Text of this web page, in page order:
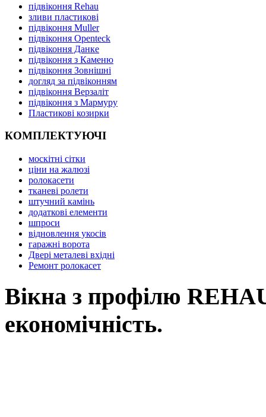
підвіконня Rehau
зливи пластикові
підвіконня Muller
підвіконня Openteck
підвіконня Данке
підвіконня з Каменю
підвіконня Зовнішні
догляд за підвіконням
підвіконня Верзаліт
підвіконня з Мармуру
Пластикові козирки
КОМПЛЕКТУЮЧІ
москітні сітки
ціни на жалюзі
ролокасети
тканеві ролети
штучний камінь
додаткові елементи
шпроси
відновлення укосів
гаражні ворота
Двері металеві вхідні
Ремонт ролокасет
Вікна з профілю
економічність.